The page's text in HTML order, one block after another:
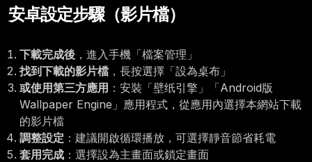
安卓設定步驟（影片檔）
下載完成後 ，進入手機「檔案管理」
找到下載的影片檔 ，長按選擇「設為桌布」
或使用第三方應用 ：安裝「壁纸引擎」「Android版
Wallpaper Engine」應用程式，從應用內選擇本網站下載
的影片檔
調整設定 ：建議開啟循環播放，可選擇靜音節省耗電
套用完成 ：選擇設為主畫面或鎖定畫面